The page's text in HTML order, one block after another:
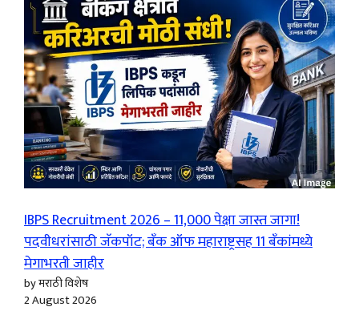
IBPS Recruitment 2026 – 11,000 पेक्षा जास्त जागा!
पदवीधरांसाठी जॅकपॉट; बँक ऑफ महाराष्ट्रसह 11 बँकांमध्ये
मेगाभरती जाहीर
by मराठी विशेष
2 August 2026